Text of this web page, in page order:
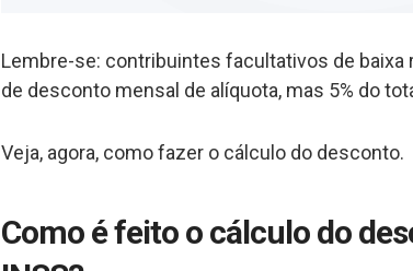
Lembre-se: contribuintes facultativos de baixa
de desconto mensal de alíquota, mas 5% do
Veja, agora, como fazer o cálculo do desconto.
Como é feito o cálculo do